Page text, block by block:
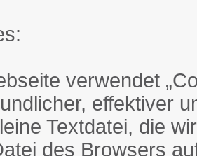
verwendet
effektiver
Textdatei, die
des Browsers